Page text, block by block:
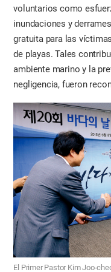
voluntarios como
inundaciones y
gratuita para las
de playas. Tales
ambiente marino y la
negligencia, fueron
El Primer Pastor Kim Joo-